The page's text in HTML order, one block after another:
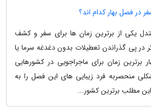
در فصل بهار کدام اند؟
یکی از برترین زمان ها برای سفر و کشف
در پی گذراندن تعطیلات بدون دغدغه سرما یا
برترین زمان برای ماجراجویی در کشورهایی
منحصربه فرد زیبایی های این فصل را به
مطلب برترین کشور...